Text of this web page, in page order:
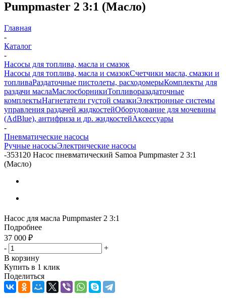
Pumpmaster 2 3:1 (Масло)
Главная
-
Каталог
-
Насосы для топлива, масла и смазок
Насосы для топлива, масла и смазокСчетчики масла, смазки и
топливаРаздаточные пистолеты, расходомерыКомплекты для
раздачи маслаМаслосборникиТопливоразадаточные
комплектыНагнетатели густой смазкиЭлектронные системы
управления раздачей жидкостейОборудование для мочевины
(AdBlue), антифриза и др. жидкостейАксессуары
-
Пневматические насосы
Ручные насосыЭлектрические насосы
-353120 Насос пневматический Samoa Pumpmaster 2 3:1
(Масло)
Насос для масла Pumpmaster 2 3:1
Подробнее
37 000 ₽
-
+
В корзину
Купить в 1 клик
Поделиться